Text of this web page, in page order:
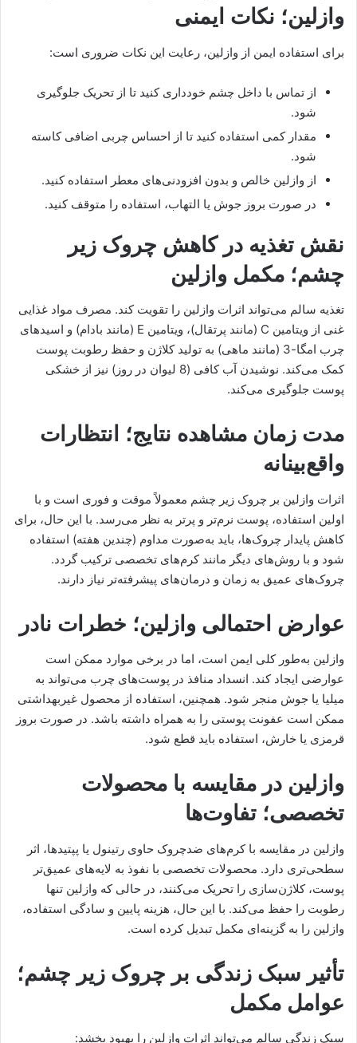
وازلین؛ نکات ایمنی
برای استفاده ایمن از وازلین، رعایت این نکات ضروری است:
از تماس با داخل چشم خودداری کنید تا از تحریک جلوگیری
شود.
مقدار کمی استفاده کنید تا از احساس چربی اضافی کاسته
شود.
از وازلین خالص و بدون افزودنی‌های معطر استفاده کنید.
در صورت بروز جوش یا التهاب، استفاده را متوقف کنید.
نقش تغذیه در کاهش چروک زیر
چشم؛ مکمل وازلین
تغذیه سالم می‌تواند اثرات وازلین را تقویت کند. مصرف مواد غذایی
غنی از ویتامین C (مانند پرتقال)، ویتامین E (مانند بادام) و اسیدهای
چرب امگا-3 (مانند ماهی) به تولید کلاژن و حفظ رطوبت پوست
کمک می‌کند. نوشیدن آب کافی (8 لیوان در روز) نیز از خشکی
پوست جلوگیری می‌کند.
مدت زمان مشاهده نتایج؛ انتظارات
واقع‌بینانه
اثرات وازلین بر چروک زیر چشم معمولاً موقت و فوری است و با
اولین استفاده، پوست نرم‌تر و پرتر به نظر می‌رسد. با این حال، برای
کاهش پایدار چروک‌ها، باید به‌صورت مداوم (چندین هفته) استفاده
شود و با روش‌های دیگر مانند کرم‌های تخصصی ترکیب گردد.
چروک‌های عمیق به زمان و درمان‌های پیشرفته‌تر نیاز دارند.
عوارض احتمالی وازلین؛ خطرات نادر
وازلین به‌طور کلی ایمن است، اما در برخی موارد ممکن است
عوارضی ایجاد کند. انسداد منافذ در پوست‌های چرب می‌تواند به
میلیا یا جوش منجر شود. همچنین، استفاده از محصول غیربهداشتی
ممکن است عفونت پوستی را به همراه داشته باشد. در صورت بروز
قرمزی یا خارش، استفاده باید قطع شود.
وازلین در مقایسه با محصولات
تخصصی؛ تفاوت‌ها
وازلین در مقایسه با کرم‌های ضدچروک حاوی رتینول یا پپتیدها، اثر
سطحی‌تری دارد. محصولات تخصصی با نفوذ به لایه‌های عمیق‌تر
پوست، کلاژن‌سازی را تحریک می‌کنند، در حالی که وازلین تنها
رطوبت را حفظ می‌کند. با این حال، هزینه پایین و سادگی استفاده،
وازلین را به گزینه‌ای مکمل تبدیل کرده است.
تأثیر سبک زندگی بر چروک زیر چشم؛
عوامل مکمل
سبک زندگی سالم می‌تواند اثرات وازلین را بهبود بخشد: